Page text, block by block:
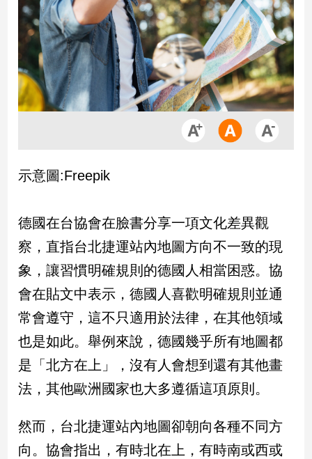
地
產
品
觀
點
政
點
品
觀
點
民
調
國
會
焦
點
觀
點
示意圖:Freepik
德國在台協會在臉書分享一項文化差異觀
察，直指台北捷運站內地圖方向不一致的現
象，讓習慣明確規則的德國人相當困惑。協
會在貼文中表示，德國人喜歡明確規則並通
常會遵守，這不只適用於法律，在其他領域
也是如此。舉例來說，德國幾乎所有地圖都
是「北方在上」，沒有人會想到還有其他畫
法，其他歐洲國家也大多遵循這項原則。
然而，台北捷運站內地圖卻朝向各種不同方
向。協會指出，有時北在上，有時南或西或